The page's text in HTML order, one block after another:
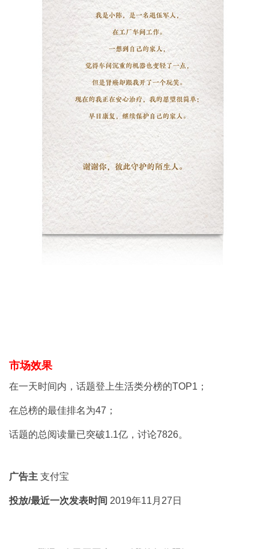
市场效果
在一天时间内，话题登上生活类分榜的TOP1；
在总榜的最佳排名为47；
话题的总阅读量已突破1.1亿，讨论7826。
广告主 支付宝
投放/最近一次发表时间 2019年11月27日